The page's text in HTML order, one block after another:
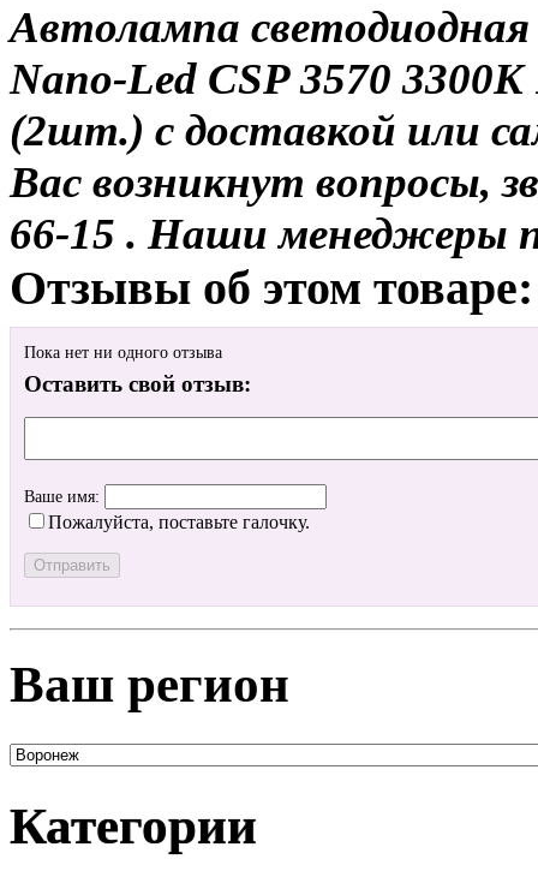
Автолампа
Nano-Led CSP 3570
(2шт.) с доставкой или
Вас возникнут вопросы,
66-15 . Наши менеджеры
Отзывы об этом товаре:
Пока нет ни одного отзыва
Оставить свой отзыв:
Ваше имя:
Пожалуйста, поставьте галочку.
Ваш регион
Категории